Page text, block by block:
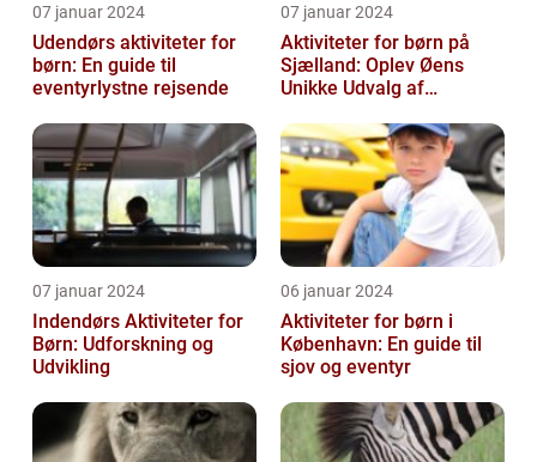
07 januar 2024
Udendørs aktiviteter for
børn: En guide til
eventyrlystne rejsende
07 januar 2024
Aktiviteter for børn på
Sjælland: Oplev Øens
Unikke Udvalg af
07 januar 2024
Indendørs Aktiviteter for
Børn: Udforskning og
Udvikling
06 januar 2024
Aktiviteter for børn i
København: En guide til
sjov og eventyr